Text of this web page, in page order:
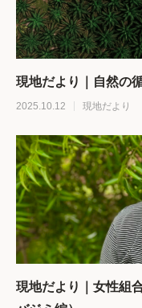
現地だより｜自然の
2025.10.12 現地だより
現地だより｜女性組